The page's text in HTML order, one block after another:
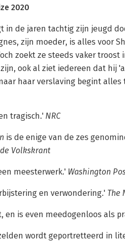
2020
in de jaren tachtig zijn jeugd
zijn moeder, is alles voor
zoekt ze steeds vaker troost
ook al ziet iedereen dat hij
haar verslaving begint
tragisch.' NRC
is de enige van de zes
de Volkskrant
meesterwerk.' Washington
en verwondering.' The
en is even meedogenloos als
wordt geportretteerd in